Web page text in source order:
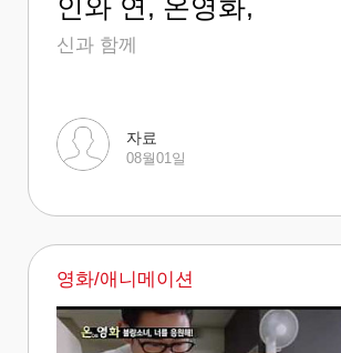
인와 연, 온영화,
신과 함께
자료
08월01일
영화/애니메이션